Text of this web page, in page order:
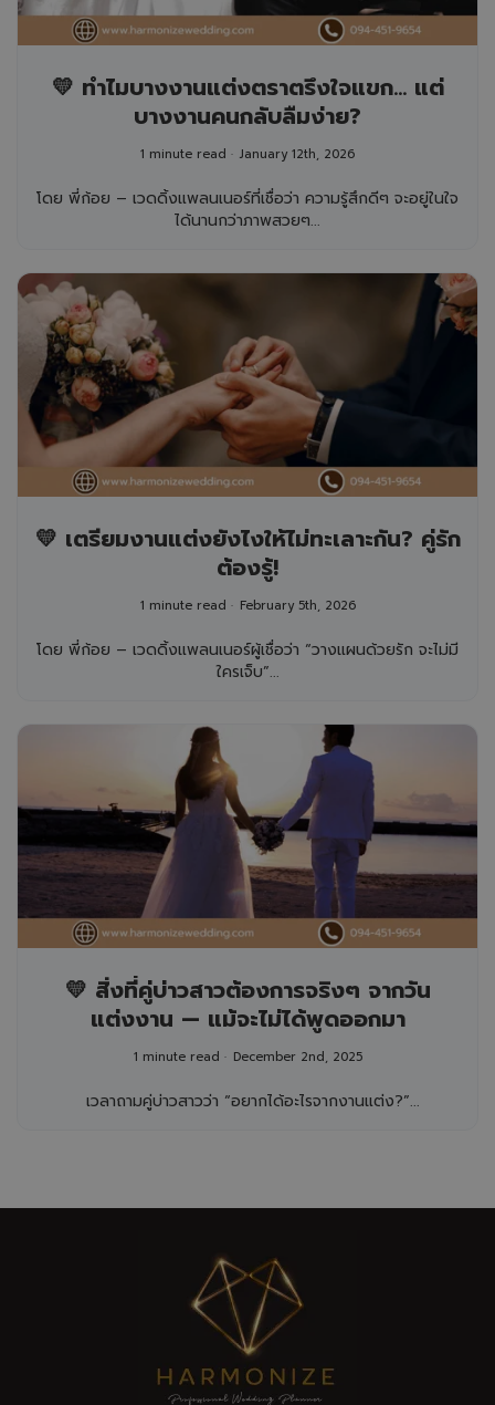
💛 ทำไมบางงานแต่งตราตรึงใจแขก… แต่
บางงานคนกลับลืมง่าย?
1 minute read January 12th, 2026
โดย พี่ก้อย – เวดดิ้งแพลนเนอร์ที่เชื่อว่า ความรู้สึกดีๆ จะอยู่ในใจ
ได้นานกว่าภาพสวยๆ...
💛 เตรียมงานแต่งยังไงให้ไม่ทะเลาะกัน? คู่รัก
ต้องรู้!
1 minute read February 5th, 2026
โดย พี่ก้อย – เวดดิ้งแพลนเนอร์ผู้เชื่อว่า “วางแผนด้วยรัก จะไม่มี
ใครเจ็บ”...
💛 สิ่งที่คู่บ่าวสาวต้องการจริงๆ จากวัน
แต่งงาน — แม้จะไม่ได้พูดออกมา
1 minute read December 2nd, 2025
เวลาถามคู่บ่าวสาวว่า “อยากได้อะไรจากงานแต่ง?”...